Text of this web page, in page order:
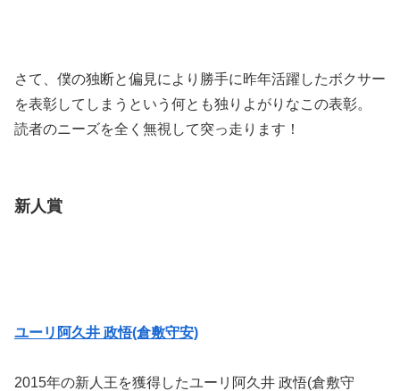
さて、僕の独断と偏見により勝手に昨年活躍したボクサー
を表彰してしまうという何とも独りよがりなこの表彰。
読者のニーズを全く無視して突っ走ります！
新人賞
ユーリ阿久井 政悟(倉敷守安)
2015年の新人王を獲得したユーリ阿久井 政悟(倉敷守